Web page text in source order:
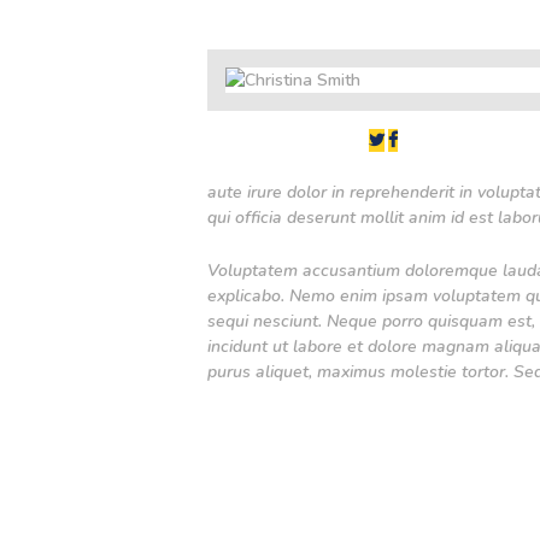
aute irure dolor in reprehenderit in
qui officia deserunt mollit anim id est
Voluptatem accusantium doloremque
explicabo. Nemo enim ipsam voluptatem
sequi nesciunt. Neque porro quisquam
incidunt ut labore et dolore magnam
purus aliquet, maximus molestie tortor.